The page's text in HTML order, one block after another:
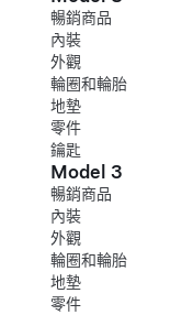
暢銷商品
內裝
外觀
輪圈和輪胎
地墊
零件
鑰匙
Model 3
暢銷商品
內裝
外觀
輪圈和輪胎
地墊
零件